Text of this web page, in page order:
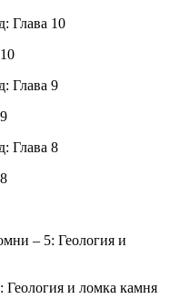
и ломка камня